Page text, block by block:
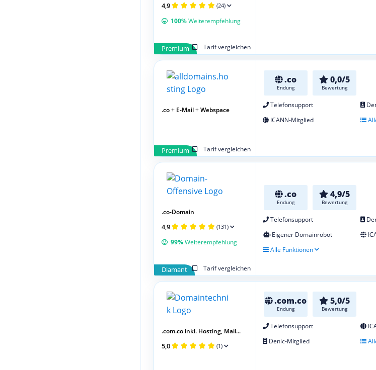
Premium Tarif vergleichen
4,9 (24)
100%Weiterempfehlung
.co
Endung
0,0/5
Bewertung
Telefonsupport
ICANN-Mitglied
Premium Tarif vergleichen
.co + E-Mail + Webspace
.co
Endung
4,9/5
Bewertung
Telefonsupport
Eigener Domainrobot
Alle Funktionen
Diamant Tarif vergleichen
.co-Domain
4,9 (131)
99%Weiterempfehlung
.com.co
Endung
5,0/5
Bewertung
Telefonsupport
Denic-Mitglied
.com.co inkl. Hosting, Mail...
5,0 (1)